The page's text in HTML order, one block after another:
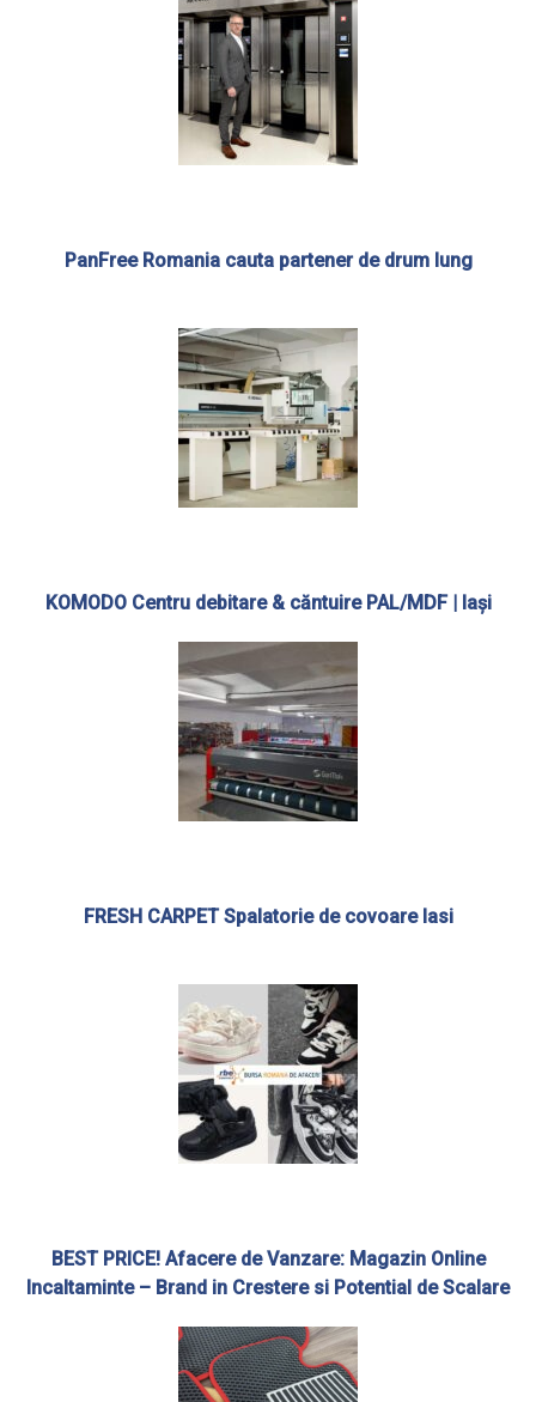
PanFree Romania cauta partener de drum lung
KOMODO Centru debitare & căntuire PAL/MDF | Iași
FRESH CARPET Spalatorie de covoare Iasi
BEST PRICE! Afacere de Vanzare: Magazin Online
Incaltaminte – Brand in Crestere si Potential de Scalare